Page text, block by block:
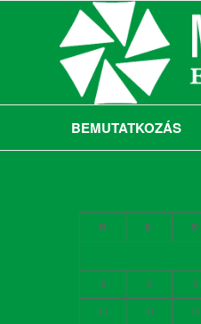
BEMUTATKOZÁS
H K S
3 4 5
10 11 12